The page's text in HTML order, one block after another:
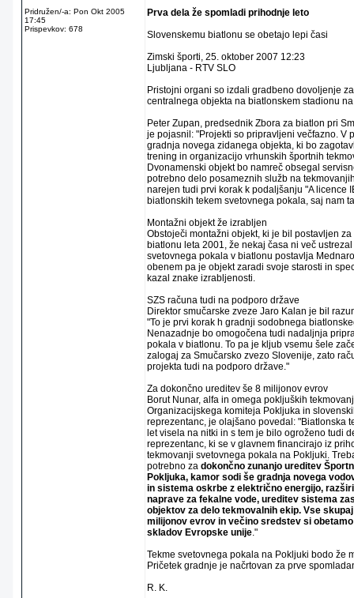
Pridružen/-a: Pon Okt 2005
17:45
Prispevkov: 678
Prva dela že spomladi prihodnje leto
Slovenskemu biatlonu se obetajo lepi časi
Zimski športi, 25. oktober 2007 12:23
Ljubljana - RTV SLO
Pristojni organi so izdali gradbeno dovoljenje
centralnega objekta na biatlonskem stadionu
Peter Zupan, predsednik Zbora za biatlon pri
je pojasnil: "Projekti so pripravljeni večfazno. V
gradnja novega zidanega objekta, ki bo
trening in organizacijo vrhunskih športnih
Dvonamenski objekt bo namreč obsegal
potrebno delo posameznih služb na
narejen tudi prvi korak k podaljšanju "A licence
biatlonskih tekem svetovnega pokala, saj nam
Montažni objekt že izrabljen
Obstoječi montažni objekt, ki je bil postavljen
biatlonu leta 2001, že nekaj časa ni več
svetovnega pokala v biatlonu postavlja
obenem pa je objekt zaradi svoje starosti in
kazal znake izrabljenosti.
SZS računa tudi na podporo države
Direktor smučarske zveze Jaro Kalan je bil
"To je prvi korak h gradnji sodobnega
Nenazadnje bo omogočena tudi nadaljnja
pokala v biatlonu. To pa je kljub vsemu šele
zalogaj za Smučarsko zvezo Slovenije, zato
projekta tudi na podporo države."
Za dokončno ureditev še 8 milijonov evrov
Borut Nunar, alfa in omega pokljuških
Organizacijskega komiteja Pokljuka in
reprezentanc, je olajšano povedal: "Biatlonska
let visela na nitki in s tem je bilo ogroženo tudi
reprezentanc, ki se v glavnem financirajo iz
tekmovanji svetovnega pokala na Pokljuki.
potrebno za dokončno zunanjo ureditev
Pokljuka, kamor sodi še gradnja novega
in sistema oskrbe z električno energijo,
naprave za fekalne vode, ureditev sistema
objektov za delo tekmovalnih ekip. Vse
milijonov evrov in večino sredstev si
skladov Evropske unije."
Tekme svetovnega pokala na Pokljuki bodo že
Pričetek gradnje je načrtovan za prve
R. K.